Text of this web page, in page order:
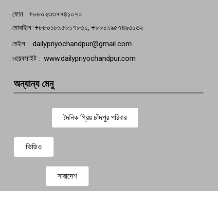
ফোন : +৮৮০২৩৩৭৭৪১০৭০
মোবাইল :+৮৮০১৮১৫৮১৭৮৩১, +৮৮০১৯৫৭৪৯৩১৩২
মেইল : dailypriyochandpur@gmail.com
ওয়েবসাইট : www.dailypriyochandpur.com
অন্যান্য মেনু
দৈনিক প্রিয় চাঁদপুর পরিবার
ভিডিও
সারাদেশ